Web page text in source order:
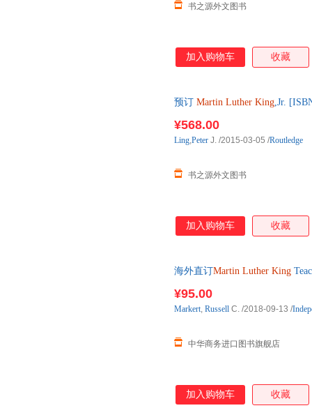
书之源外文图书
加入购物车 收藏
预订 Martin Luther King,Jr.
¥568.00
书之源外文图书
Ling,Peter J. /2015-03-05 /Routledge
加入购物车 收藏
海外直订Martin Luther King
¥95.00
中华商务进口图书旗舰店
Markert, Russell C. /2018-09-13 /
加入购物车 收藏